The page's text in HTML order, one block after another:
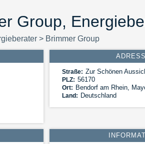
Group,
> Brimmer Group
Straße: Zur Schönen
PLZ: 56170
Ort: Bendorf am Rhein,
Land: Deutschland